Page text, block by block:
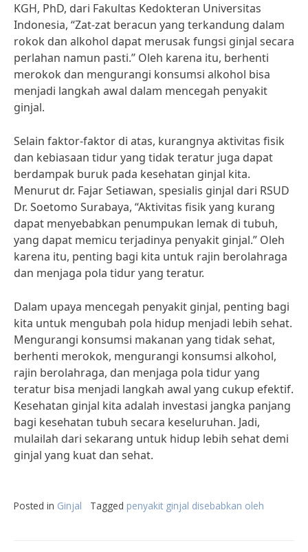
KGH, PhD, dari Fakultas Kedokteran Universitas
Indonesia, “Zat-zat beracun yang terkandung dalam
rokok dan alkohol dapat merusak fungsi ginjal secara
perlahan namun pasti.” Oleh karena itu, berhenti
merokok dan mengurangi konsumsi alkohol bisa
menjadi langkah awal dalam mencegah penyakit
ginjal.
Selain faktor-faktor di atas, kurangnya aktivitas fisik
dan kebiasaan tidur yang tidak teratur juga dapat
berdampak buruk pada kesehatan ginjal kita.
Menurut dr. Fajar Setiawan, spesialis ginjal dari RSUD
Dr. Soetomo Surabaya, “Aktivitas fisik yang kurang
dapat menyebabkan penumpukan lemak di tubuh,
yang dapat memicu terjadinya penyakit ginjal.” Oleh
karena itu, penting bagi kita untuk rajin berolahraga
dan menjaga pola tidur yang teratur.
Dalam upaya mencegah penyakit ginjal, penting bagi
kita untuk mengubah pola hidup menjadi lebih sehat.
Mengurangi konsumsi makanan yang tidak sehat,
berhenti merokok, mengurangi konsumsi alkohol,
rajin berolahraga, dan menjaga pola tidur yang
teratur bisa menjadi langkah awal yang cukup efektif.
Kesehatan ginjal kita adalah investasi jangka panjang
bagi kesehatan tubuh secara keseluruhan. Jadi,
mulailah dari sekarang untuk hidup lebih sehat demi
ginjal yang kuat dan sehat.
Posted in Ginjal Tagged penyakit ginjal disebabkan oleh